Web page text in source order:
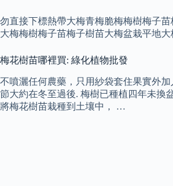
勿直接下標熱帶大梅青梅脆梅梅樹梅子
大梅梅樹梅子苗梅子樹苗大梅盆栽平地
梅花樹苗哪裡買: 綠化植物批發
不噴灑任何農藥，只用紗袋套住果實外
節大約在冬至過後. 梅樹已種植四年未換
將梅花樹苗栽種到土壤中， …